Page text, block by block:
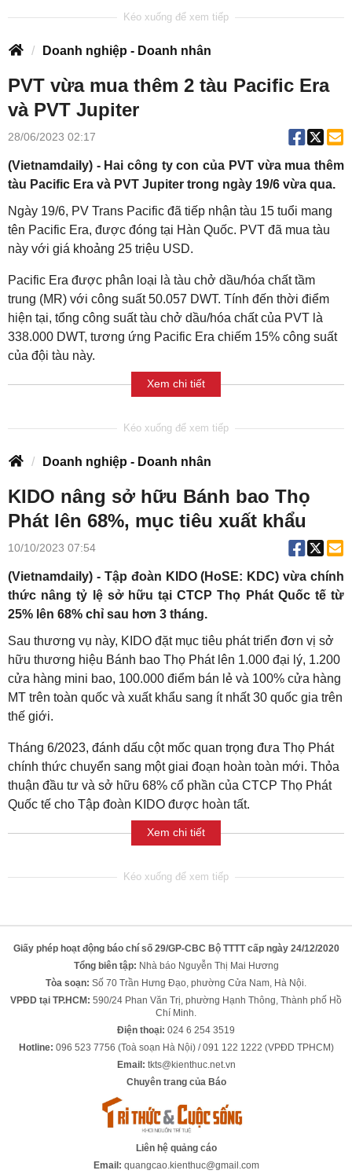
Doanh nghiệp - Doanh nhân
PVT vừa mua thêm 2 tàu Pacific Era
và PVT Jupiter
28/06/2023 02:17
(Vietnamdaily) - Hai công ty con của PVT vừa mua thêm
tàu Pacific Era và PVT Jupiter trong ngày 19/6 vừa qua.
Ngày 19/6, PV Trans Pacific đã tiếp nhận tàu 15 tuổi mang
tên Pacific Era, được đóng tại Hàn Quốc. PVT đã mua tàu
này với giá khoảng 25 triệu USD.
Pacific Era được phân loại là tàu chở dầu/hóa chất tầm
trung (MR) với công suất 50.057 DWT. Tính đến thời điểm
hiện tại, tổng công suất tàu chở dầu/hóa chất của PVT là
338.000 DWT, tương ứng Pacific Era chiếm 15% công suất
của đội tàu này.
Xem chi tiết
Doanh nghiệp - Doanh nhân
KIDO nâng sở hữu Bánh bao Thọ
Phát lên 68%, mục tiêu xuất khẩu
10/10/2023 07:54
(Vietnamdaily) - Tập đoàn KIDO (HoSE: KDC) vừa chính
thức nâng tỷ lệ sở hữu tại CTCP Thọ Phát Quốc tế từ
25% lên 68% chỉ sau hơn 3 tháng.
Sau thương vụ này, KIDO đặt mục tiêu phát triển đơn vị sở
hữu thương hiệu Bánh bao Thọ Phát lên 1.000 đại lý, 1.200
cửa hàng mini bao, 100.000 điểm bán lẻ và 100% cửa hàng
MT trên toàn quốc và xuất khẩu sang ít nhất 30 quốc gia trên
thế giới.
Tháng 6/2023, đánh dấu cột mốc quan trọng đưa Thọ Phát
chính thức chuyển sang một giai đoạn hoàn toàn mới. Thỏa
thuận đầu tư và sở hữu 68% cổ phần của CTCP Thọ Phát
Quốc tế cho Tập đoàn KIDO được hoàn tất.
Xem chi tiết
Giấy phép hoạt động báo chí số 29/GP-CBC Bộ TTTT cấp ngày 24/12/2020
Tổng biên tập: Nhà báo Nguyễn Thị Mai Hương
Tòa soạn: Số 70 Trần Hưng Đạo, phường Cửa Nam, Hà Nội.
VPĐD tại TP.HCM: 590/24 Phan Văn Trị, phường Hạnh Thông, Thành phố Hồ
Chí Minh.
Điện thoại: 024 6 254 3519
Hotline: 096 523 7756 (Toà soạn Hà Nội) / 091 122 1222 (VPĐD TPHCM)
Email: tkts@kienthuc.net.vn
Chuyên trang của Báo
Liên hệ quảng cáo
Email: quangcao.kienthuc@gmail.com